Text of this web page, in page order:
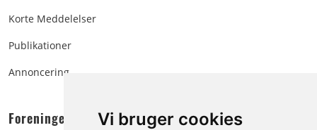
Vi bruger cookies
Korte Meddelelser
Publikationer
Annoncering
Foreningen: